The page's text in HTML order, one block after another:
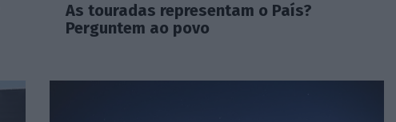
As touradas representam o País?
Perguntem ao povo